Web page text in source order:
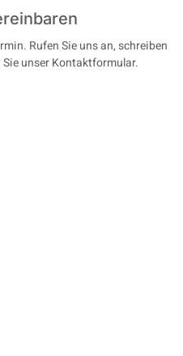
Rufen Sie uns an, schreiben
unser Kontaktformular.